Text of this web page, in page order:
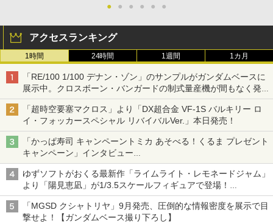
● ● ● ● ● ●
アクセスランキング
1時間 24時間 1週間 1カ月
「RE/100 1/100 デナン・ゾン」のサンプルがガンダムベースに
展示中。クロスボーン・バンガードの制式量産機が間もなく発送
【ガンダムベース撮り下ろし】
「超時空要塞マクロス」より「DX超合金 VF-1S バルキリー ロ
イ・フォッカースペシャル リバイバルVer.」本日発売！
「かっぱ寿司 キャンペーントミカ あそべる！くるま プレゼント
キャンペーン」インタビュー
子どもが楽しめるかっぱ寿司ならではの体験とコラボの楽しさを
追求
ゆずソフトがおくる最新作「ライムライト・レモネードジャム」
より「陽見恵凪」が1/3.5スケールフィギュアで登場！
メガネ姿も表現できるオプションパーツが付属
「MGSD クシャトリヤ」9月発売、圧倒的な情報密度を展示で目
撃せよ！【ガンダムベース撮り下ろし】